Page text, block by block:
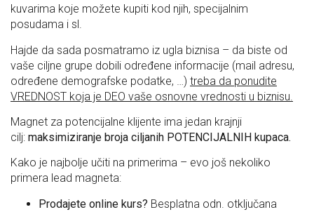
kuvarima koje možete kupiti kod njih, specijalnim
posudama i sl.
Hajde da sada posmatramo iz ugla biznisa – da biste od
vaše ciljne grupe dobili određene informacije (mail adresu,
određene demografske podatke, …) treba da ponudite
VREDNOST koja je DEO vaše osnovne vrednosti u biznisu.
Magnet za potencijalne klijente ima jedan krajnji
cilj: maksimiziranje broja ciljanih POTENCIJALNIH kupaca.
Kako je najbolje učiti na primerima – evo još nekoliko
primera lead magneta:
Prodajete online kurs? Besplatna odn. otključana